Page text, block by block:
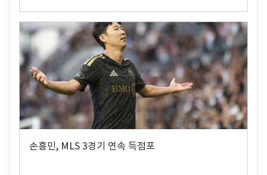
손흥민, MLS 3경기 연속 득점포